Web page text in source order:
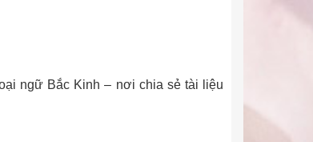
ngữ Bắc Kinh – nơi chia sẻ tài liệu